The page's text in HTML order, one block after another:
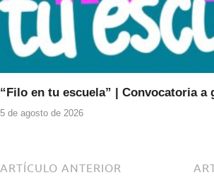
“Filo en tu escuela” | Convocatoria a
5 de agosto de 2026
ARTÍCULO ANTERIOR